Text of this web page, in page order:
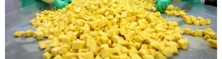
Từ ngày 14-23/8, nhiều khu vực trên cả